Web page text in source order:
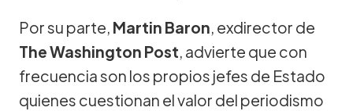
Por su parte, Martin Baron, exdirector de
The Washington Post, advierte que con
frecuencia son los propios jefes de Estado
quienes cuestionan el valor del periodismo